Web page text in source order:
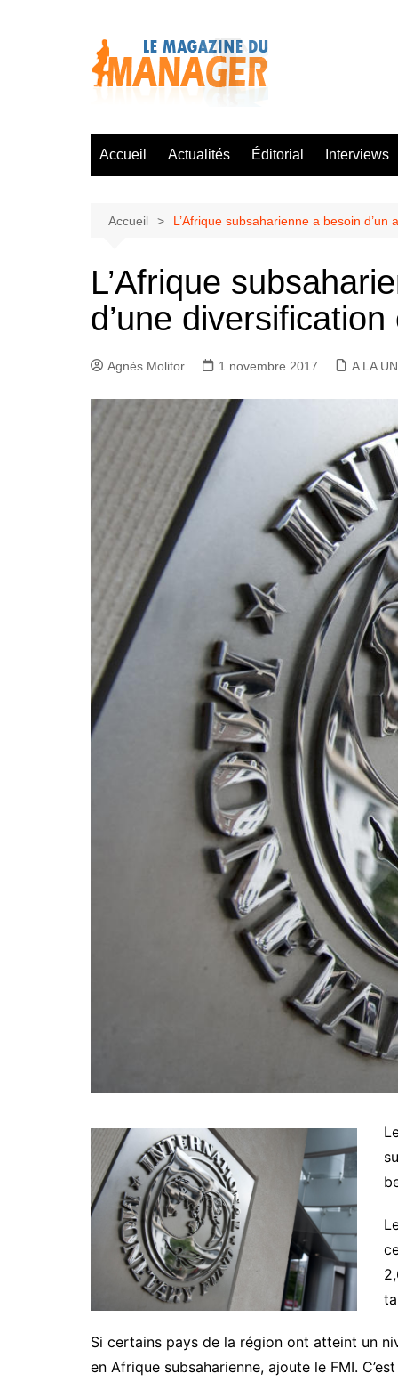
Accueil Actualités Éditorial Interviews
Accueil L’Afrique subsaharienne a besoin
L’Afrique
d’une
Agnès Molitor 1 novembre 2017 A LA
Si certains pays de la région ont atteint un
en Afrique subsaharienne, ajoute le FMI.